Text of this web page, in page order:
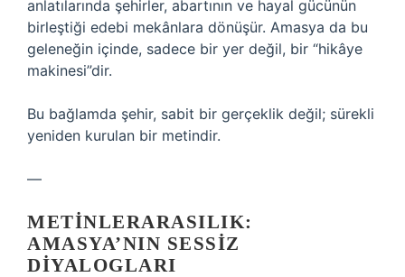
anlatılarında şehirler, abartının ve hayal gücünün
birleştiği edebi mekânlara dönüşür. Amasya da bu
geleneğin içinde, sadece bir yer değil, bir “hikâye
makinesi”dir.
Bu bağlamda şehir, sabit bir gerçeklik değil; sürekli
yeniden kurulan bir metindir.
—
METINLERARASILIK:
AMASYA’NIN SESSIZ
DIYALOGLARI